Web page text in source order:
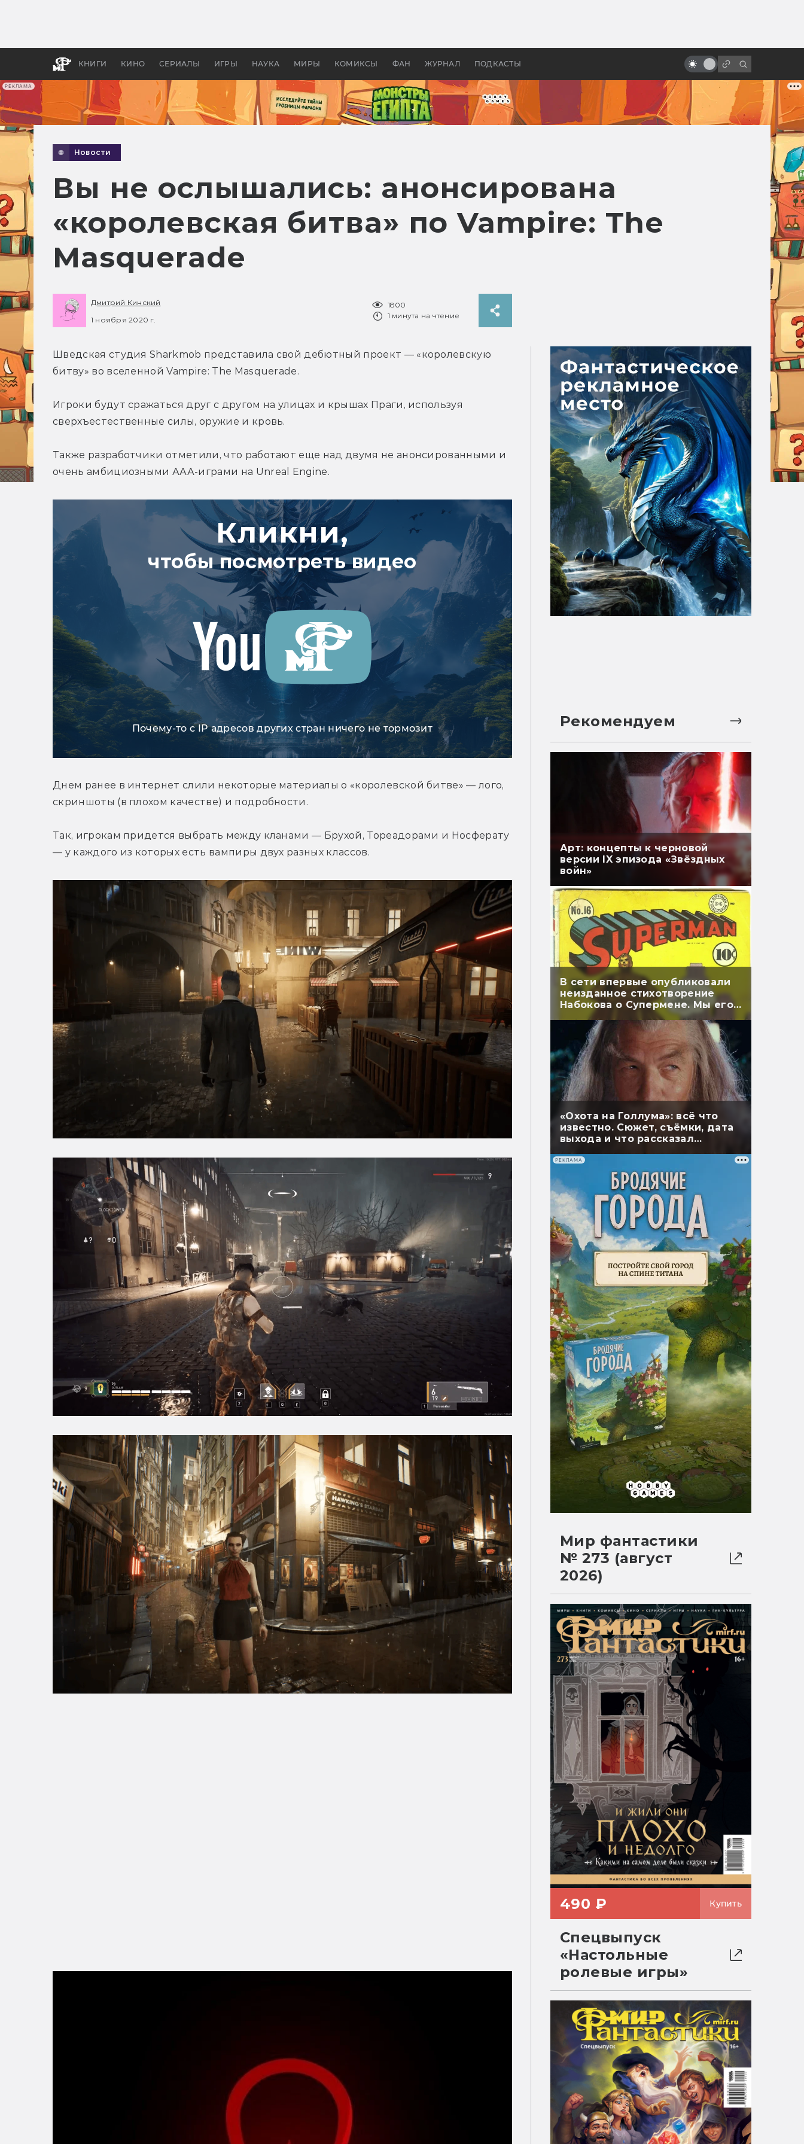
РЕКЛАМА
КНИГИ КИНО СЕРИАЛЫ ИГРЫ НАУКА МИРЫ КОМИКСЫ ФАН ЖУРНАЛ ПОДКАСТЫ
бы «Властелина колец»
Древней Грецией
фильмы от худшего к лучшему
Новости
Вы не ослышались: анонсирована
«королевская битва» по Vampire: The
Masquerade
Дмитрий Кинский
1 ноября 2020 г.
1800
1 минута на чтение
Шведская студия Sharkmob представила свой дебютный проект — «королевскую
битву» во вселенной Vampire: The Masquerade.
Игроки будут сражаться друг с другом на улицах и крышах Праги, используя
сверхъестественные силы, оружие и кровь.
Также разработчики отметили, что работают еще над двумя не анонсированными и
очень амбициозными ААА-играми на Unreal Engine.
Кликни,
чтобы посмотреть видео
Почему-то с IP адресов других стран ничего не тормозит
Днем ранее в интернет слили некоторые материалы о «королевской битве» — лого,
скриншоты (в плохом качестве) и подробности.
Так, игрокам придется выбрать между кланами — Брухой, Тореадорами и Носферату
— у каждого из которых есть вампиры двух разных классов.
Рекомендуем
Арт: концепты к черновой
версии IX эпизода «Звёздных
войн»
В сети впервые опубликовали
неизданное стихотворение
Набокова о Супермене. Мы его
перевели
«Охота на Голлума»: всё что
известно. Сюжет, съёмки, дата
выхода и что рассказал
РЕКЛАМА
Мир фантастики
№ 273 (август
2026)
490 ₽ Купить
Спецвыпуск
«Настольные
ролевые игры»